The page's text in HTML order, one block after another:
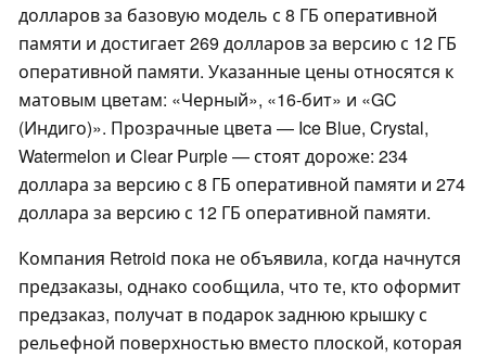
долларов за базовую модель с 8 ГБ оперативной
памяти и достигает 269 долларов за версию с 12 ГБ
оперативной памяти. Указанные цены относятся к
матовым цветам: «Черный», «16-бит» и «GC
(Индиго)». Прозрачные цвета — Ice Blue, Crystal,
Watermelon и Clear Purple — стоят дороже: 234
доллара за версию с 8 ГБ оперативной памяти и 274
доллара за версию с 12 ГБ оперативной памяти.
Компания Retroid пока не объявила, когда начнутся
предзаказы, однако сообщила, что те, кто оформит
предзаказ, получат в подарок заднюю крышку с
рельефной поверхностью вместо плоской, которая